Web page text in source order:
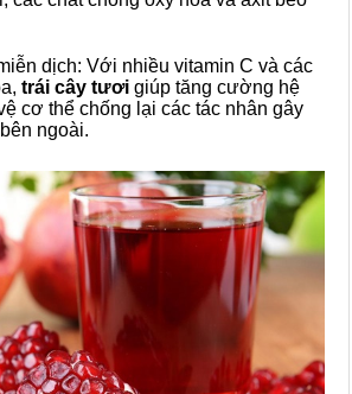
dịch: Với nhiều vitamin C và các
trái cây tươi giúp tăng cường hệ
cơ thể chống lại các tác nhân gây
ngoài.